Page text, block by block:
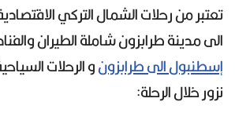
تعتبر من رحلات الشمال التركي
الى مدينة طرابزون شاملة الطيران
إسطنبول الى طرابزونو الرحلات
نزور خلال الرحلة: